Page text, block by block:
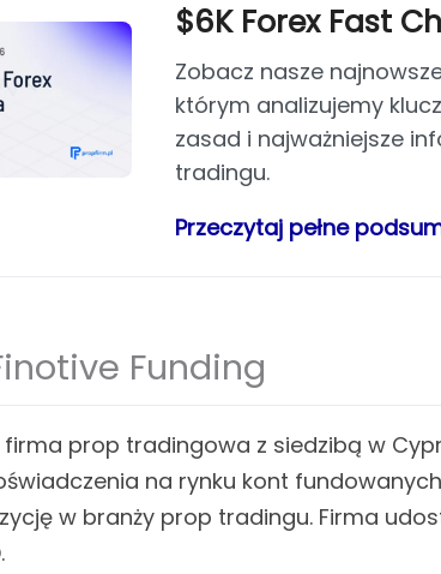
$6K Forex Fast
Zobacz nasze
którym analizujemy
zasad i najważniejsze
tradingu.
Przeczytaj pełne
Funding
firma prop tradingowa z siedzibą w
na rynku kont
w branży prop tradingu. Firma